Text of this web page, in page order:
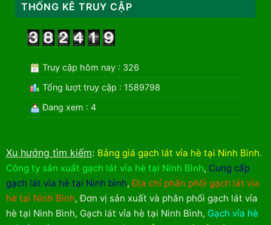
THỐNG KÊ TRUY CẬP
Truy cập hôm nay : 326
Tổng lượt truy cập : 1589798
Đang xem : 4
Xu hướng tìm kiếm: Bảng giá gạch lát vỉa hè tại Ninh Bình.
Công ty sản xuất gạch lát vỉa hè tại Ninh Bình, Cung cấp
gạch lát vỉa hè tại Ninh bình,Địa chỉ phân phối gạch lát vỉa
hè tại Ninh Bình,Đơn vị sản xuất và phân phối gạch lát vỉa
hè tại Ninh Bình, Gạch lát vỉa hè tại Ninh Bình, Gạch vỉa hè